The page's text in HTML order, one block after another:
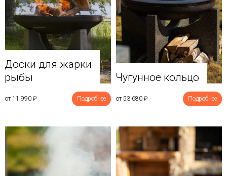
Доски для жарки
рыбы
от 11 990 ₽ Подробнее
Чугунное кольцо
от 53 680 ₽ Подробнее